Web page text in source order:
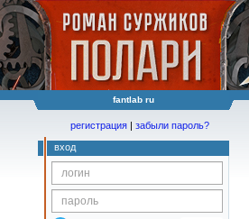
fantlab ru
регистрация | забыли пароль?
вход